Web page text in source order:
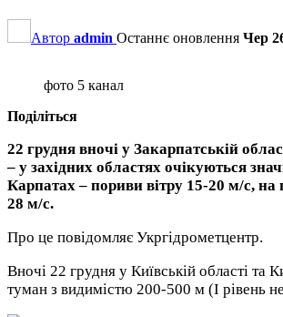
Автор admin Останнє оновлення Чер
фото 5 канал
Поділіться
22 грудня вночі у Закарпатській
– у західних областях очікуються
Карпатах – пориви вітру 15-20 м/с, на
28 м/с.
Про це повідомляє Укргідрометцентр.
Вночі 22 грудня у Київській області та
туман з видимістю 200-500 м (І рівень